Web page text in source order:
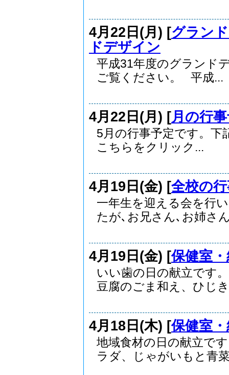
4月22日(月) [グラン
ドデザイン
平成31年度のグランド
ご覧ください。 平成...
4月22日(月) [月の行
5月の行事予定です。
こちらをクリック...
4月19日(金) [全校の
一年生を迎える会を行
たが､お兄さん､お姉さ
4月19日(金) [保健室
いい歯の日の献立です
豆腐のごま和え、ひじ
4月18日(木) [保健室
地域食材の日の献立で
ラダ、じゃがいもと青